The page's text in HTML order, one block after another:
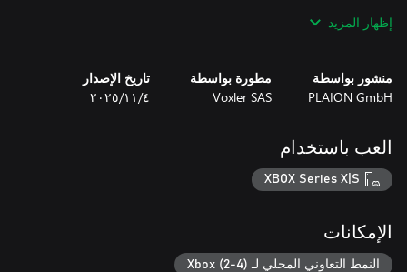
إظهار المزيد
منشور بواسطة
PLAION GmbH
مطورة بواسطة
Voxler SAS
تاريخ الإصدار
٤‏/١١‏/٢٠٢٥
العب باستخدام
XBOX Series X|S
الإمكانات
النمط التعاوني المحلي لـ Xbox (2-4)